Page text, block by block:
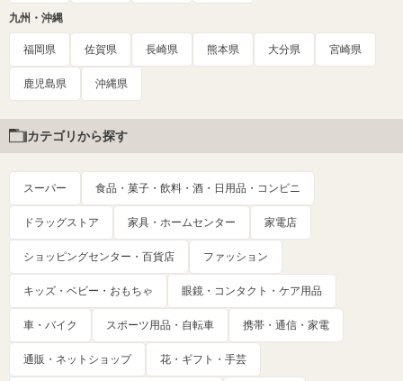
九州・沖縄
福岡県 佐賀県 長崎県 熊本県 大分県 宮崎県
鹿児島県 沖縄県
カテゴリから探す
スーパー 食品・菓子・飲料・酒・日用品・コンビニ
ドラッグストア 家具・ホームセンター 家電店
ショッピングセンター・百貨店 ファッション
キッズ・ベビー・おもちゃ 眼鏡・コンタクト・ケア用品
車・バイク スポーツ用品・自転車 携帯・通信・家電
通販・ネットショップ 花・ギフト・手芸